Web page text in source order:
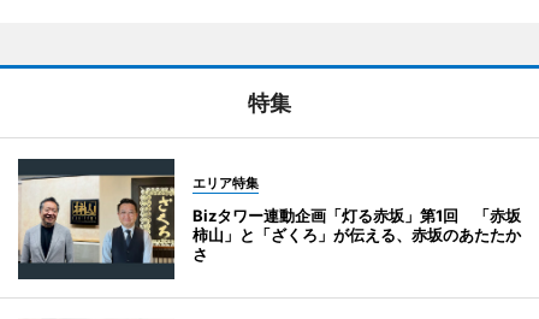
特集
エリア特集
Bizタワー連動企画「灯る赤坂」第1回 「赤坂
柿山」と「ざくろ」が伝える、赤坂のあたたか
さ